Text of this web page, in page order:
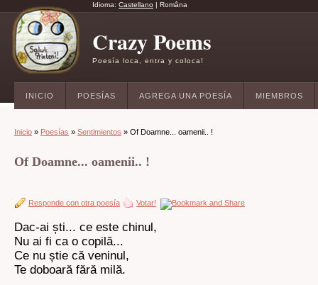
Idioma: Castellano | Româna
Crazy Poems
Poesía loca, entra y coloca!
INICIO POESÍAS AGREGA UNA POESÍA MIEMBROS
Inicio » Poesías » Sentimientos » Of Doamne... oamenii.. !
Of Doamne... oamenii.. !
Responde con otra poesía Votar!
Dac-ai ști... ce este chinul,
Nu ai fi ca o copilă...
Ce nu știe că veninul,
Te doboară fără milă.